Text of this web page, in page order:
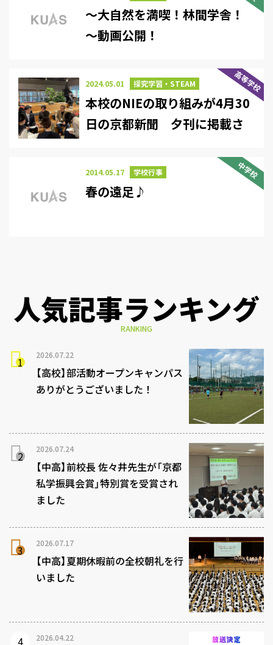
～大自然を満喫！林間学舎！
～動画公開！
高等学校
2024.05.01 探究学習・STEAM
本校のNIEの取り組みが4月30
日の京都新聞 夕刊に掲載さ
中学校
2014.05.17 学校行事
春の遠足♪
人気記事ランキング
RANKING
2026.07.22
【高校】部活動オープンキャンパス
ありがとうございました！
2026.07.24
【中高】前校長 佐々井先生が「京都
私学振興会賞」特別賞を受賞され
ました
2026.07.17
【中高】夏期休暇前の全校朝礼を行
いました
2026.04.22